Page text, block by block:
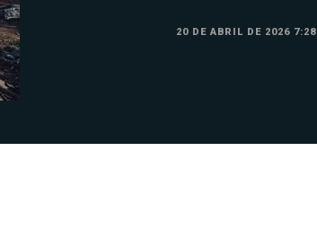
20 DE ABRIL DE 2026 7:28